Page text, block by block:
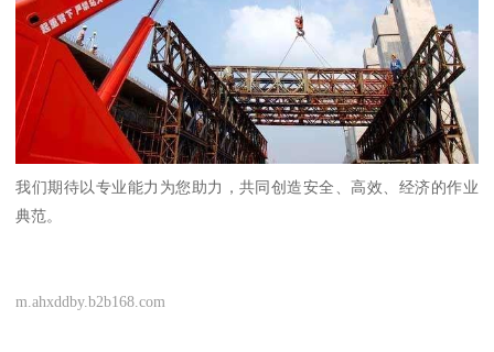
我们期待以专业能力为您助力，共同创造安全、高效、经济的作业
典范。
m.ahxddby.b2b168.com